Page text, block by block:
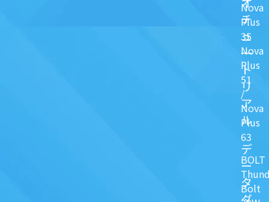
Nova
Plus
35
Nova
Plus
51
/
Nova
Plus
63
BOLT
Bolt
チ
ュ
一
ト
リ
ア
ル
デ
ー
タ
ダ